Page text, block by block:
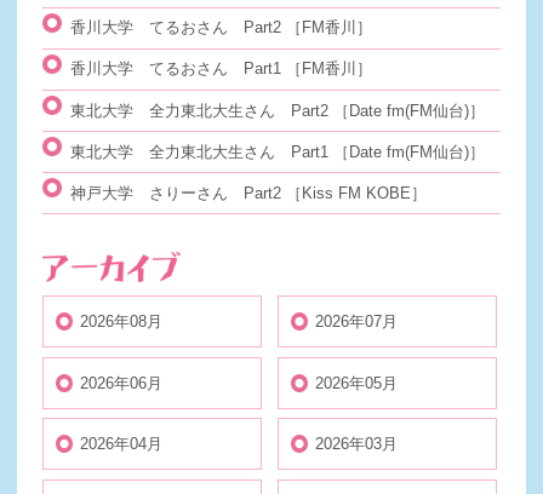
香川大学 てるおさん Part2 ［FM香川］
香川大学 てるおさん Part1 ［FM香川］
東北大学 全力東北大生さん Part2 ［Date fm(FM仙台)］
東北大学 全力東北大生さん Part1 ［Date fm(FM仙台)］
神戸大学 さりーさん Part2 ［Kiss FM KOBE］
2026年08月 2026年07月
2026年06月 2026年05月
2026年04月 2026年03月